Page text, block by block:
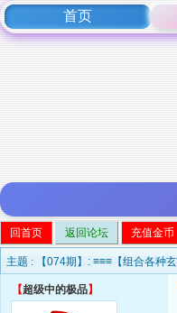
首页
回首页 返回论坛 充值金币
主题 : 【074期】: ≡≡≡【组合各种
【超级中的极品】